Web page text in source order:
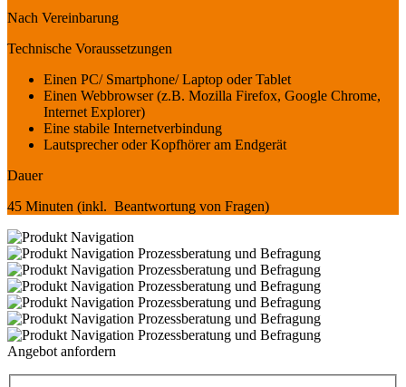
Nach Vereinbarung
Technische Voraussetzungen
Einen PC/ Smartphone/ Laptop oder Tablet
Einen Webbrowser (z.B. Mozilla Firefox, Google Chrome,
Internet Explorer)
Eine stabile Internetverbindung
Lautsprecher oder Kopfhörer am Endgerät
Dauer
45 Minuten (inkl. Beantwortung von Fragen)
Angebot anfordern